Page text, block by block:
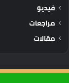
فيديو
مراجعات
مقالات